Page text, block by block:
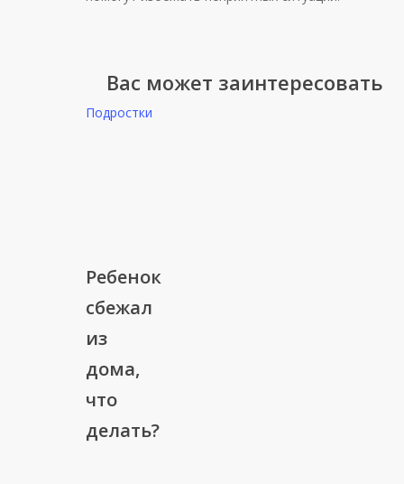
Вас может заинтересовать
Подростки
Ребенок
из
дома,
что
Ребенок
сбежал
из
дома,
что
делать?